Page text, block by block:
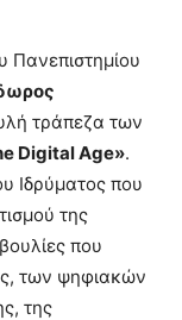
Πανεπιστημίου
τράπεζα των
Digital Age».
Ιδρύματος που
της
που
των ψηφιακών
της